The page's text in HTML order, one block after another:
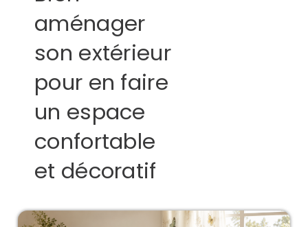
aménager
son extérieur
pour en faire
un espace
confortable
et décoratif